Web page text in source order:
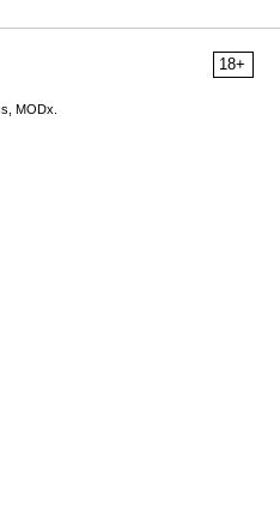
18+
MODx.